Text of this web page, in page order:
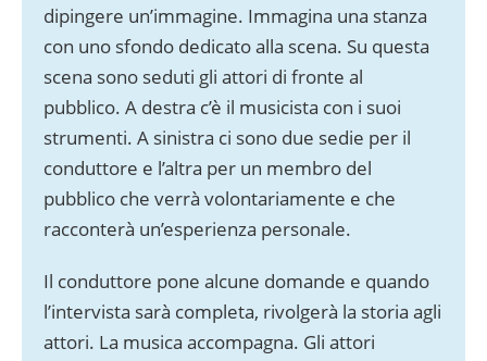
dipingere un’immagine. Immagina una stanza
con uno sfondo dedicato alla scena. Su questa
scena sono seduti gli attori di fronte al
pubblico. A destra c’è il musicista con i suoi
strumenti. A sinistra ci sono due sedie per il
conduttore e l’altra per un membro del
pubblico che verrà volontariamente e che
racconterà un’esperienza personale.
Il conduttore pone alcune domande e quando
l’intervista sarà completa, rivolgerà la storia agli
attori. La musica accompagna. Gli attori